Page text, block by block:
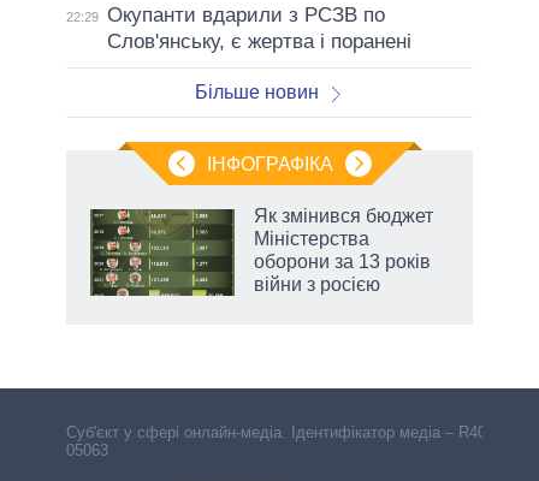
22:29 Окупанти вдарили з РСЗВ по
Слов'янську, є жертва і поранені
Більше новин
ІНФОГРАФІКА
Як змінився бюджет
Міністерства
оборони за 13 років
війни з росією
Cуб'єкт у сфері онлайн-медіа. Ідентифікатор медіа – R40-
05063